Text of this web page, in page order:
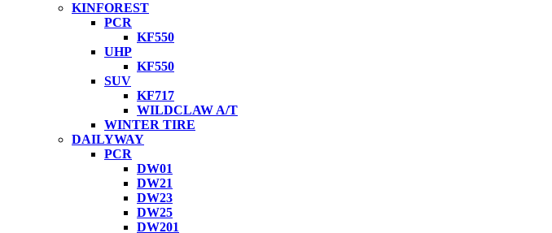
KINFOREST
PCR
KF550
UHP
KF550
SUV
KF717
WILDCLAW A/T
WINTER TIRE
DAILYWAY
PCR
DW01
DW21
DW23
DW25
DW201